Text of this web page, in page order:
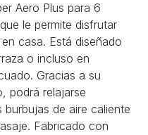
Aero Plus para 6
le permite disfrutar
casa. Está diseñado
o incluso en
Gracias a su
podrá relajarse
burbujas de aire caliente
Fabricado con